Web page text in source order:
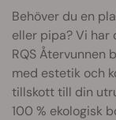
Behöver du en
eller pipa? Vi har
RQS Återvunnen
med estetik och
tillskott till din
100 % ekologisk